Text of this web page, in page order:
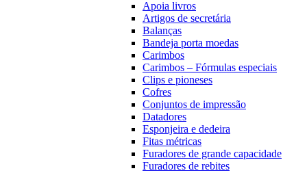
Apoia livros
Artigos de secretária
Balanças
Bandeja porta moedas
Carimbos
Carimbos – Fórmulas especiais
Clips e pioneses
Cofres
Conjuntos de impressão
Datadores
Esponjeira e dedeira
Fitas métricas
Furadores de grande capacidade
Furadores de rebites